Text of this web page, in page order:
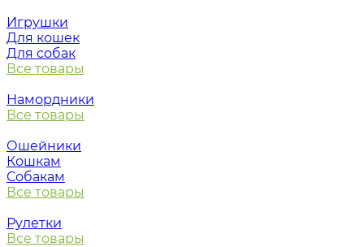
Игрушки
Для кошек
Для собак
Все товары
Намордники
Все товары
Ошейники
Кошкам
Собакам
Все товары
Рулетки
Все товары